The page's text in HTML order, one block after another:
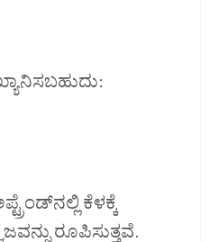
ಕೆಳಕ್ಕೆ
ರೂಪಿಸುತ್ತವೆ.